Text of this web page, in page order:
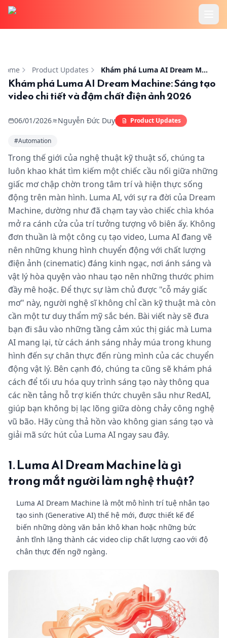
Tính Năng
Cookbook
Bảng Giá
Hướng Dẫn
Blog
Đăng Nhập
Home Product Updates Khám phá Luma AI Dream Machine: Sáng tạo video chi tiết và đậm chất điện ảnh 2026
Khám phá Luma AI Dream Machine: Sáng tạo
video chi tiết và đậm chất điện ảnh 2026
06/01/2026 Nguyễn Đức Duy Product Updates
#Automation
Trong thế giới của nghệ thuật kỹ thuật số, chúng ta
luôn khao khát tìm kiếm một chiếc cầu nối giữa những
giấc mơ chập chờn trong tâm trí và hiện thực sống
động trên màn hình. Luma AI, với sự ra đời của Dream
Machine, dường như đã chạm tay vào chiếc chìa khóa
mở ra cánh cửa của trí tưởng tượng vô biên ấy. Không
đơn thuần là một công cụ tạo video, Luma AI đang vẽ
nên những khung hình chuyển động với chất lượng
điện ảnh (cinematic) đáng kinh ngạc, nơi ánh sáng và
vật lý hòa quyện vào nhau tạo nên những thước phim
đầy mê hoặc. Để thực sự làm chủ được "cỗ máy giấc
mơ" này, người nghệ sĩ không chỉ cần kỹ thuật mà còn
cần một tư duy thẩm mỹ sắc bén. Bài viết này sẽ đưa
bạn đi sâu vào những tầng cảm xúc thị giác mà Luma
AI mang lại, từ cách ánh sáng nhảy múa trong khung
hình đến sự chân thực đến rùng mình của các chuyển
động vật lý. Bên cạnh đó, chúng ta cũng sẽ khám phá
cách để tối ưu hóa quy trình sáng tạo này thông qua
các nền tảng hỗ trợ kiến thức chuyên sâu như RedAI,
giúp bạn không bị lạc lõng giữa dòng chảy công nghệ
vũ bão. Hãy cùng thả hồn vào không gian sáng tạo và
giải mã sức hút của Luma AI ngay sau đây.
1. Luma AI Dream Machine là gì
trong mắt người làm nghệ thuật?
Luma AI Dream Machine là một mô hình trí tuệ nhân tạo
tạo sinh (Generative AI) thế hệ mới, được thiết kế để
biến những dòng văn bản khô khan hoặc những bức
ảnh tĩnh lặng thành các video clip chất lượng cao với độ
chân thực đến ngỡ ngàng.